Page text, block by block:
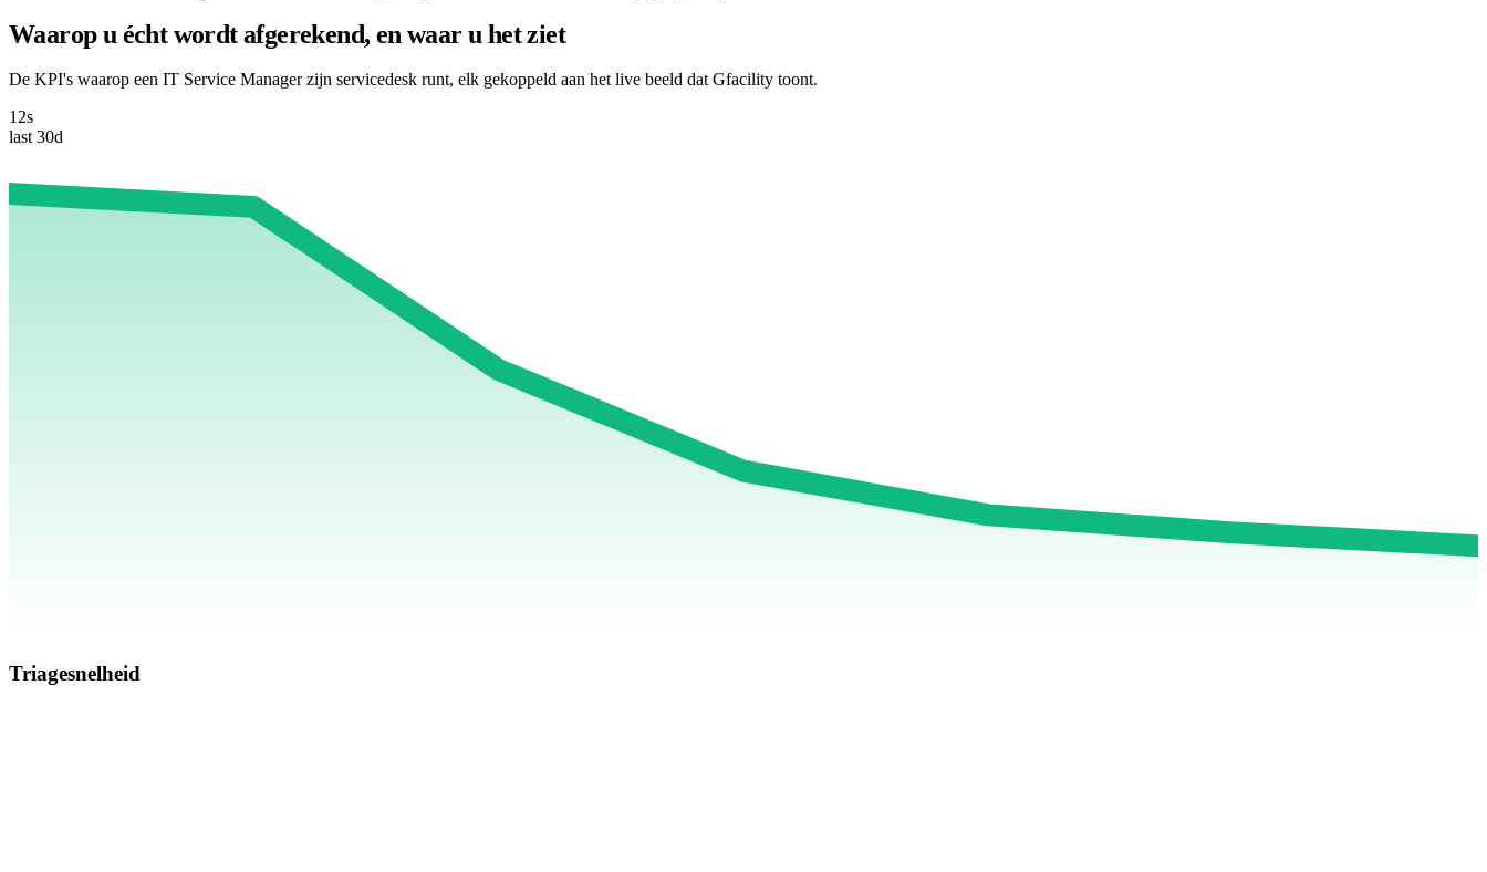
Waarop u écht wordt afgerekend, en waar u het ziet
De KPI's waarop een IT Service Manager zijn servicedesk runt, elk gekoppeld aan het live beeld dat Gfacility toont.
12s
last 30d
Triagesnelheid